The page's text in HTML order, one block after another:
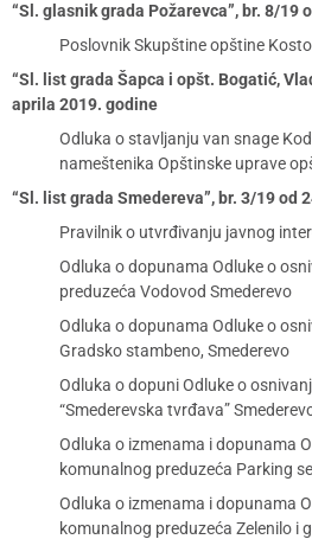
“Sl. glasnik grada Požarevca”, br. 8/19
Poslovnik Skupštine opštine
“Sl. list grada Šapca i opšt. Bogatić,
aprila 2019. godine
Odluka o stavljanju van snage
nameštenika Opštinske uprave
“Sl. list grada Smedereva”, br. 3/19 od
Pravilnik o utvrđivanju javnog
Odluka o dopunama Odluke o
preduzeća Vodovod Smederevo
Odluka o dopunama Odluke o
Gradsko stambeno, Smederevo
Odluka o dopuni Odluke o
“Smederevska tvrđava”
Odluka o izmenama i dopunama
komunalnog preduzeća Parking
Odluka o izmenama i dopunama
komunalnog preduzeća Zelenilo i